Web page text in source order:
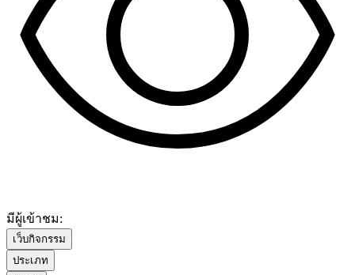
มีผู้เข้าชม:
เว็บกิจกรรม
ประเภท